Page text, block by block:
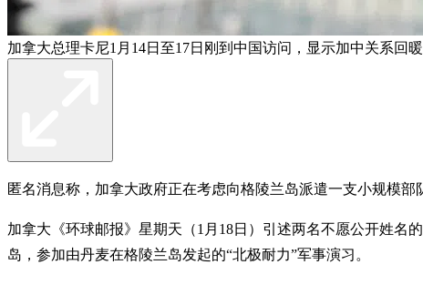
加拿大总理卡尼1月14日至17日刚到中国访问，显示加中关系回暖
匿名消息称，加拿大政府正在考虑向格陵兰岛派遣一支小规模
加拿大《环球邮报》星期天（1月18日）引述两名不愿公开姓名
岛，参加由丹麦在格陵兰岛发起的“北极耐力”军事演习。